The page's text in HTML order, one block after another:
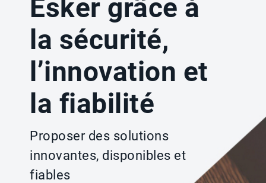
Esker grâce à
la sécurité,
l’innovation et
la fiabilité
Proposer des solutions
innovantes, disponibles et
fiables